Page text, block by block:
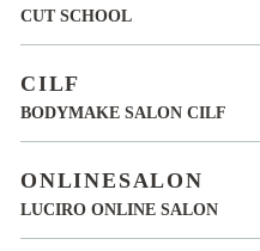
CUT SCHOOL
CILF
BODYMAKE SALON CILF
ONLINESALON
LUCIRO ONLINE SALON